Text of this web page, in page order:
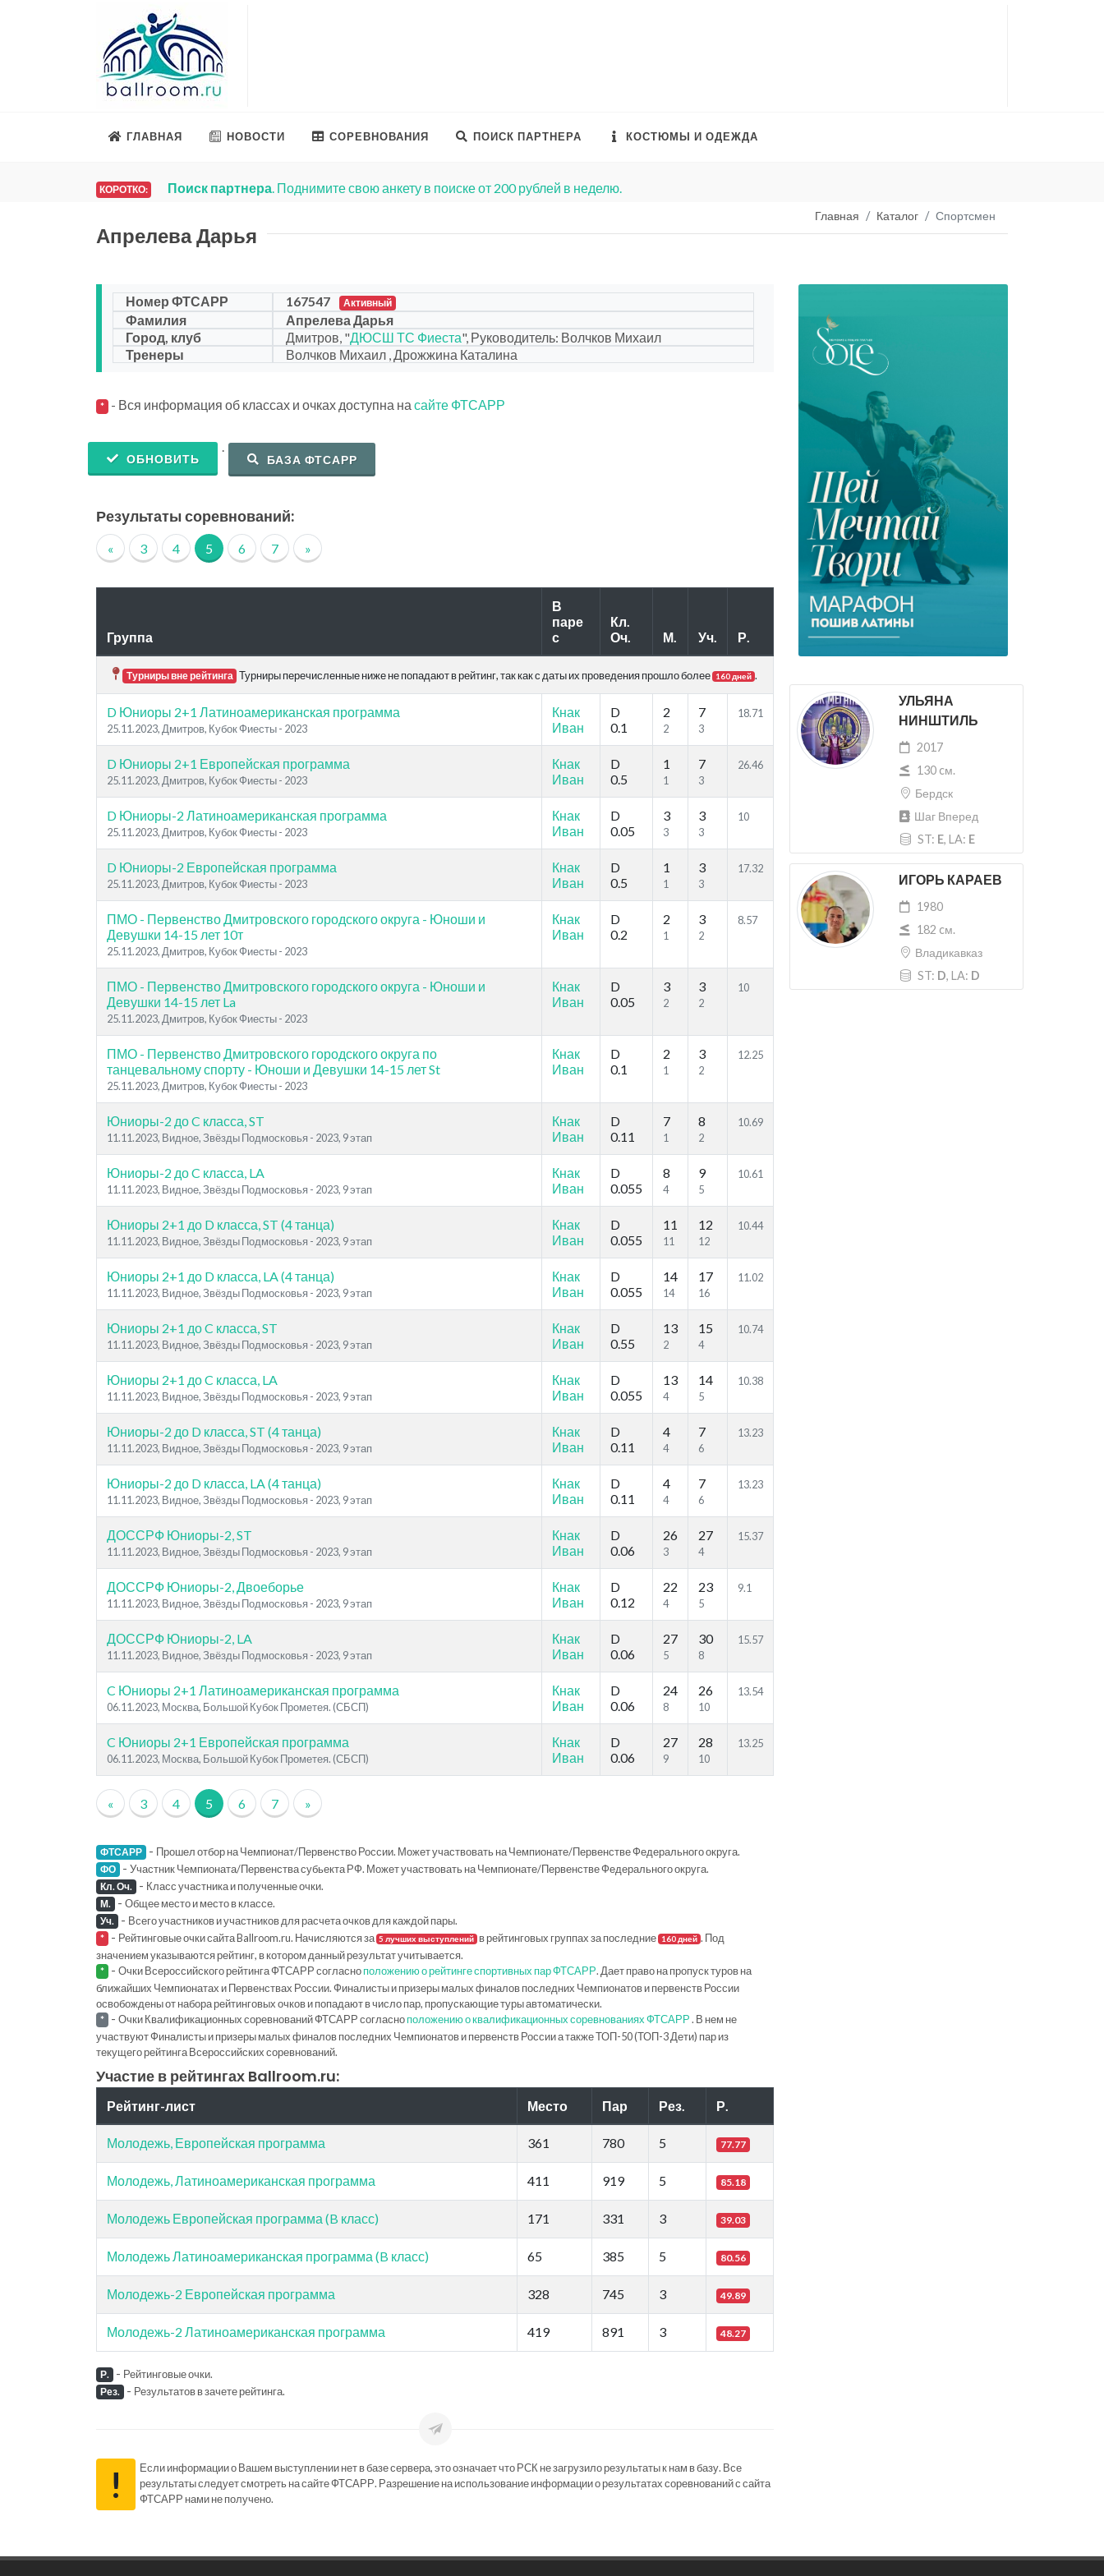
ГЛАВНАЯ НОВОСТИ СОРЕВНОВАНИЯ ПОИСК ПАРТНЕРА КОСТЮМЫ И ОДЕЖДА
КОРОТКО: Поиск партнера. Поднимите свою анкету в поиске от 200 рублей в неделю.
Главная Каталог Спортсмен
Апрелева Дарья
УЛЬЯНА
НИНШТИЛЬ
2017
130 cм.
Бердск
Шаг Вперед
ST: E, LA: E
ИГОРЬ КАРАЕВ
1980
182 cм.
Владикавказ
ST: D, LA: D
Номер ФТСАРР 167547 Активный
Фамилия
Апрелева Дарья
Город, клуб
Дмитров, "ДЮСШ ТС Фиеста", Руководитель: Волчков Михаил
Тренеры
Волчков Михаил , Дрожжина Каталина
* - Вся информация об классах и очках доступна на сайте ФТСАРР
ОБНОВИТЬ
.
БАЗА ФТСАРР
Результаты соревнований:
« 3 4 5 6 7 »
Группа
В
паре
с
Кл.
Оч.
М. Уч. Р.
Турниры вне рейтинга Турниры перечисленные ниже не попадают в рейтинг, так как с даты их проведения прошло более 160 дней .
D Юниоры 2+1 Латиноамериканская программа
25.11.2023, Дмитров, Кубок Фиесты - 2023
Кнак
Иван
D
0.1
2
2
7
3
18.71
D Юниоры 2+1 Европейская программа
25.11.2023, Дмитров, Кубок Фиесты - 2023
Кнак
Иван
D
0.5
1
1
7
3
26.46
D Юниоры-2 Латиноамериканская программа
25.11.2023, Дмитров, Кубок Фиесты - 2023
Кнак
Иван
D
0.05
3
3
3
3
10
D Юниоры-2 Европейская программа
25.11.2023, Дмитров, Кубок Фиесты - 2023
Кнак
Иван
D
0.5
1
1
3
3
17.32
ПМО - Первенство Дмитровского городского округа - Юноши и
Девушки 14-15 лет 10т
25.11.2023, Дмитров, Кубок Фиесты - 2023
Кнак
Иван
D
0.2
2
1
3
2
8.57
ПМО - Первенство Дмитровского городского округа - Юноши и
Девушки 14-15 лет La
25.11.2023, Дмитров, Кубок Фиесты - 2023
Кнак
Иван
D
0.05
3
2
3
2
10
ПМО - Первенство Дмитровского городского округа по
танцевальному спорту - Юноши и Девушки 14-15 лет St
25.11.2023, Дмитров, Кубок Фиесты - 2023
Кнак
Иван
D
0.1
2
1
3
2
12.25
Юниоры-2 до C класса, ST
11.11.2023, Видное, Звёзды Подмосковья - 2023, 9 этап
Кнак
Иван
D
0.11
7
1
8
2
10.69
Юниоры-2 до C класса, LA
11.11.2023, Видное, Звёзды Подмосковья - 2023, 9 этап
Кнак
Иван
D
0.055
8
4
9
5
10.61
Юниоры 2+1 до D класса, ST (4 танца)
11.11.2023, Видное, Звёзды Подмосковья - 2023, 9 этап
Кнак
Иван
D
0.055
11
11
12
12
10.44
Юниоры 2+1 до D класса, LA (4 танца)
11.11.2023, Видное, Звёзды Подмосковья - 2023, 9 этап
Кнак
Иван
D
0.055
14
14
17
16
11.02
Юниоры 2+1 до C класса, ST
11.11.2023, Видное, Звёзды Подмосковья - 2023, 9 этап
Кнак
Иван
D
0.55
13
2
15
4
10.74
Юниоры 2+1 до C класса, LA
11.11.2023, Видное, Звёзды Подмосковья - 2023, 9 этап
Кнак
Иван
D
0.055
13
4
14
5
10.38
Юниоры-2 до D класса, ST (4 танца)
11.11.2023, Видное, Звёзды Подмосковья - 2023, 9 этап
Кнак
Иван
D
0.11
4
4
7
6
13.23
Юниоры-2 до D класса, LA (4 танца)
11.11.2023, Видное, Звёзды Подмосковья - 2023, 9 этап
Кнак
Иван
D
0.11
4
4
7
6
13.23
ДОССРФ Юниоры-2, ST
11.11.2023, Видное, Звёзды Подмосковья - 2023, 9 этап
Кнак
Иван
D
0.06
26
3
27
4
15.37
ДОССРФ Юниоры-2, Двоеборье
11.11.2023, Видное, Звёзды Подмосковья - 2023, 9 этап
Кнак
Иван
D
0.12
22
4
23
5
9.1
ДОССРФ Юниоры-2, LA
11.11.2023, Видное, Звёзды Подмосковья - 2023, 9 этап
Кнак
Иван
D
0.06
27
5
30
8
15.57
C Юниоры 2+1 Латиноамериканская программа
06.11.2023, Москва, Большой Кубок Прометея. (СБСП)
Кнак
Иван
D
0.06
24
8
26
10
13.54
C Юниоры 2+1 Европейская программа
06.11.2023, Москва, Большой Кубок Прометея. (СБСП)
Кнак
Иван
D
0.06
27
9
28
10
13.25
« 3 4 5 6 7 »
ФТСАРР - Прошел отбор на Чемпионат/Первенство России. Может участвовать на Чемпионате/Первенстве Федерального округа.
ФО - Участник Чемпионата/Первенства субьекта РФ. Может участвовать на Чемпионате/Первенстве Федерального округа.
Кл. Оч. - Класс участника и полученные очки.
М. - Общее место и место в классе.
Уч. - Всего участников и участников для расчета очков для каждой пары.
* - Рейтинговые очки сайта Ballroom.ru. Начисляются за 5 лучших выступлений в рейтинговых группах за последние 160 дней . Под
значением указываются рейтинг, в котором данный результат учитывается.
* - Очки Всероссийского рейтинга ФТСАРР согласноположению о рейтинге спортивных пар ФТСАРР. Дает право на пропуск туров на
ближайших Чемпионатах и Первенствах России. Финалисты и призеры малых финалов последних Чемпионатов и первенств России
освобождены от набора рейтинговых очков и попадают в число пар, пропускающие туры автоматически.
* - Очки Квалификационных соревнований ФТСАРР согласноположению о квалификационных соревнованиях ФТСАРР. В нем не
участвуют Финалисты и призеры малых финалов последних Чемпионатов и первенств России а также ТОП-50 (ТОП-3 Дети) пар из
текущего рейтинга Всероссийских соревнований.
Участие в рейтингах Ballroom.ru:
Рейтинг-лист Место Пар Рез. Р.
Молодежь, Европейская программа 361 780 5 77.77
Молодежь, Латиноамериканская программа 411 919 5 85.18
Молодежь Европейская программа (B класс) 171 331 3 39.03
Молодежь Латиноамериканская программа (B класс) 65 385 5 80.56
Молодежь-2 Европейская программа 328 745 3 49.89
Молодежь-2 Латиноамериканская программа 419 891 3 48.27
Р. - Рейтинговые очки.
Рез. - Результатов в зачете рейтинга.
!
Если информации о Вашем выступлении нет в базе сервера, это означает что РСК не загрузило результаты к нам в базу. Все
результаты следует смотреть на сайте ФТСАРР. Разрешение на использование информации о результатах соревнований с сайта
ФТСАРР нами не получено.